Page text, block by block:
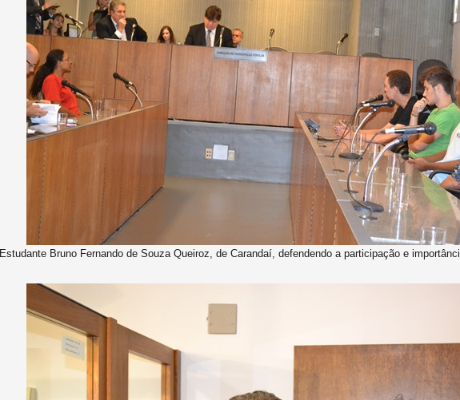
Estudante Bruno Fernando de Souza Queiroz, de Carandaí, defendendo a participação e